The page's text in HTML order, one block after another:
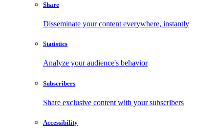
Share
Disseminate your content everywhere, instantly
Statistics
Analyze your audience's behavior
Subscribers
Share exclusive content with your subscribers
Accessibility